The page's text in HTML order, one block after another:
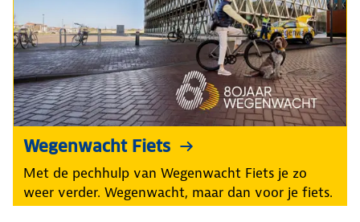
Wegenwacht Fiets
Met de pechhulp van Wegenwacht Fiets je zo
weer verder. Wegenwacht, maar dan voor je fiets.
Al vanaf 2,32 per maand.